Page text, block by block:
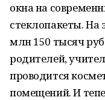
окна на
стеклопакеты. На
млн 150 тысяч
родителей,
проводится
помещений. И